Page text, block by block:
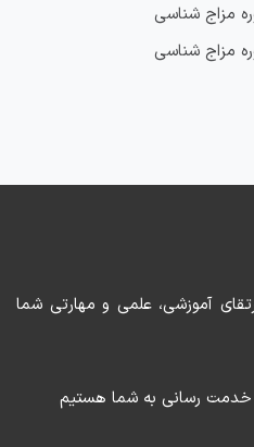
مزاج شناسی
مزاج شناسی
آموزشی، علمی و مهارتی شما
خدمت رسانی به شما هستیم